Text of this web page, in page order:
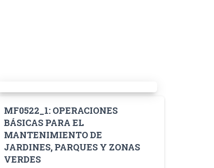
MF0522_1: OPERACIONES
BÁSICAS PARA EL
MANTENIMIENTO DE
JARDINES, PARQUES Y ZONAS
VERDES